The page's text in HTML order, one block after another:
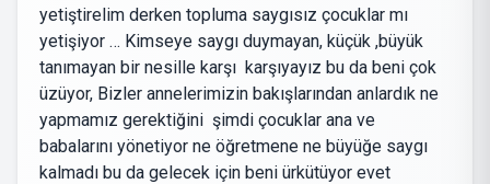
yetiştirelim derken topluma saygısız çocuklar mı
yetişiyor … Kimseye saygı duymayan, küçük ,büyük
tanımayan bir nesille karşı karşıyayız bu da beni çok
üzüyor, Bizler annelerimizin bakışlarından anlardık ne
yapmamız gerektiğini şimdi çocuklar ana ve
babalarını yönetiyor ne öğretmene ne büyüğe saygı
kalmadı bu da gelecek için beni ürkütüyor evet